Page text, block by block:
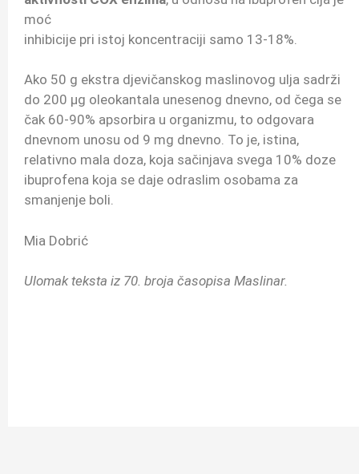
moć
inhibicije pri istoj koncentraciji samo 13-18%.
Ako 50 g ekstra djevičanskog maslinovog ulja sadrži
do 200 µg oleokantala unesenog dnevno, od čega se
čak 60-90% apsorbira u organizmu, to odgovara
dnevnom unosu od 9 mg dnevno. To je, istina,
relativno mala doza, koja sačinjava svega 10% doze
ibuprofena koja se daje odraslim osobama za
smanjenje boli.
Mia Dobrić
Ulomak teksta iz 70. broja časopisa Maslinar.